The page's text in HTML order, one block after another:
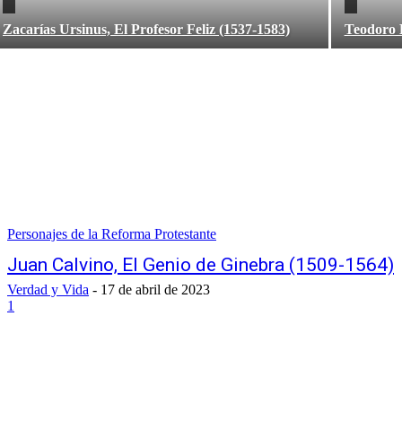
Zacarías Ursinus, El Profesor Feliz (1537-1583) Teodoro
Personajes de la Reforma Protestante
Juan Calvino, El Genio de Ginebra (1509-1564)
Verdad y Vida - 17 de abril de 2023
1